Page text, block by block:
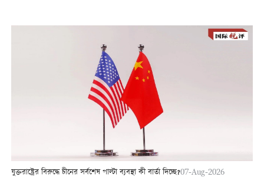
যুক্তরাষ্ট্রের বিরুদ্ধে চীনের সর্বশেষ পাল্টা ব্যবস্থা কী বার্তা দিচ্ছে?07-Aug-2026